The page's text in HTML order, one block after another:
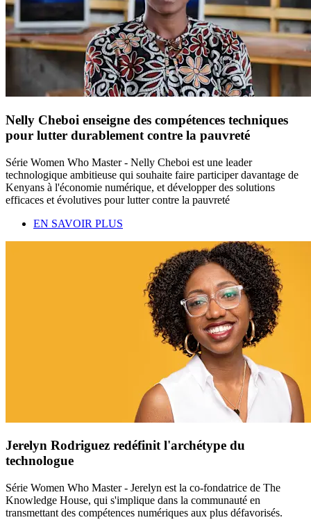
Nelly Cheboi enseigne des compétences techniques
pour lutter durablement contre la pauvreté
Série Women Who Master - Nelly Cheboi est une leader
technologique ambitieuse qui souhaite faire participer davantage de
Kenyans à l'économie numérique, et développer des solutions
efficaces et évolutives pour lutter contre la pauvreté
EN SAVOIR PLUS
Jerelyn Rodriguez redéfinit l'archétype du
technologue
Série Women Who Master - Jerelyn est la co-fondatrice de The
Knowledge House, qui s'implique dans la communauté en
transmettant des compétences numériques aux plus défavorisés.